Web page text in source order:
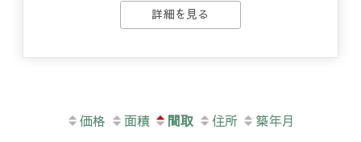
詳細を見る
価格 面積 間取 住所 築年月